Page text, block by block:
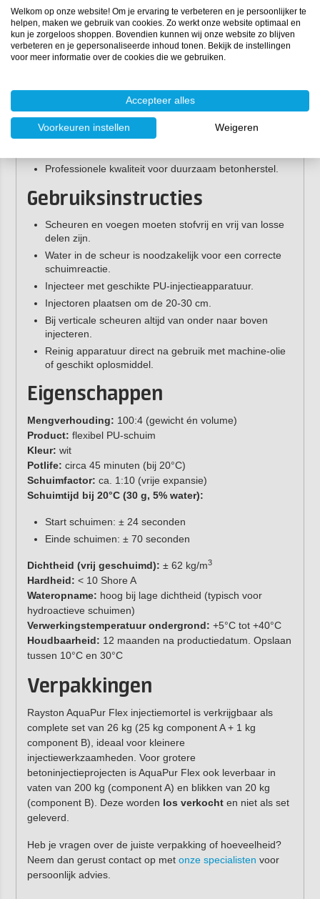
Belangrijkste kenmerken
Reageert met water en schuimt actief uit (hydroactieve
injectiehars).
Vormt een flexibel en waterdicht polyurethaanschuim.
Waterdicht tot 0,7 bar waterdruk.
Niet brandbaar.
Uitstekende hechting aan beton.
Professionele kwaliteit voor duurzaam betonherstel.
Gebruiksinstructies
Scheuren en voegen moeten stofvrij en vrij van losse
delen zijn.
Water in de scheur is noodzakelijk voor een correcte
schuimreactie.
Injecteer met geschikte PU-injectieapparatuur.
Injectoren plaatsen om de 20-30 cm.
Bij verticale scheuren altijd van onder naar boven
injecteren.
Reinig apparatuur direct na gebruik met machine-olie
of geschikt oplosmiddel.
Eigenschappen
Mengverhouding: 100:4 (gewicht én volume)
Product: flexibel PU-schuim
Kleur: wit
Potlife: circa 45 minuten (bij 20°C)
Schuimfactor: ca. 1:10 (vrije expansie)
Schuimtijd bij 20°C (30 g, 5% water):
Start schuimen: ± 24 seconden
Einde schuimen: ± 70 seconden
Dichtheid (vrij geschuimd): ± 62 kg/m3
Hardheid: < 10 Shore A
Wateropname: hoog bij lage dichtheid (typisch voor
hydroactieve schuimen)
Verwerkingstemperatuur ondergrond: +5°C tot +40°C
Houdbaarheid: 12 maanden na productiedatum. Opslaan
tussen 10°C en 30°C
Verpakkingen
Rayston AquaPur Flex injectiemortel is verkrijgbaar als
complete set van 26 kg (25 kg component A + 1 kg
component B), ideaal voor kleinere
injectiewerkzaamheden. Voor grotere
betoninjectieprojecten is AquaPur Flex ook leverbaar in
vaten van 200 kg (component A) en blikken van 20 kg
(component B). Deze worden los verkochten niet als set
geleverd.
Heb je vragen over de juiste verpakking of hoeveelheid?
Neem dan gerust contact op met onze specialisten voor
persoonlijk advies.
Welkom op onze website! Om je ervaring te verbeteren en je persoonlijker te
helpen, maken we gebruik van cookies. Zo werkt onze website optimaal en
kun je zorgeloos shoppen. Bovendien kunnen wij onze website zo blijven
verbeteren en je gepersonaliseerde inhoud tonen. Bekijk de instellingen
voor meer informatie over de cookies die we gebruiken.
Accepteer alles
Voorkeuren instellen Weigeren